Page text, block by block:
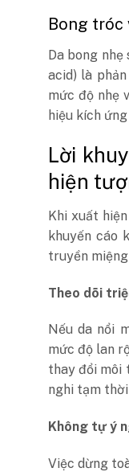
Bong tróc
Da bong
acid) là
mức độ nhẹ
hiệu kích
Lời
hiện
Khi xuất
khuyến cáo
truyền
Theo dõi
Nếu da nổi
mức độ lan
thay đổi môi
nghi tạm
Không tự ý
Việc dừng